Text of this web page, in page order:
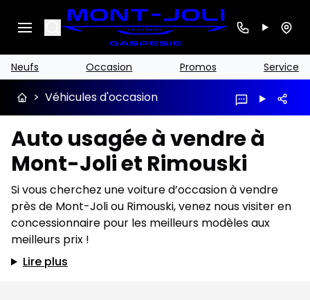
Search
Neufs Occasion Promos Service
> Véhicules d'occasion
Auto usagée à vendre à
Mont-Joli et Rimouski
Si vous cherchez une voiture d’occasion à vendre
près de Mont-Joli ou Rimouski, venez nous visiter en
concessionnaire pour les meilleurs modèles aux
meilleurs prix !
Lire plus